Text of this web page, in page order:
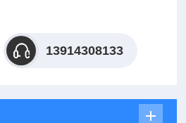
13914308133